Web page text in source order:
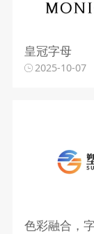
皇冠字母
2025-10-07